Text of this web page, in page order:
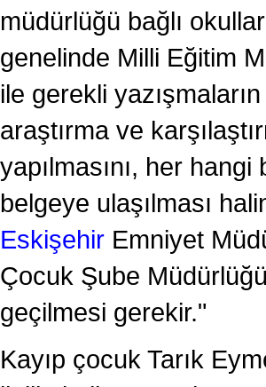
müdürlüğü bağlı
genelinde Milli Eğitim
ile gerekli
araştırma ve
yapılmasını, her hangi
belgeye ulaşılması
Eskişehir Emniyet
Çocuk Şube
geçilmesi gerekir."
Kayıp çocuk Tarık